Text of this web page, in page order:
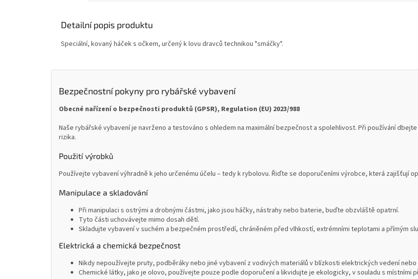
Detailní popis produktu
Speciální, kovaný háček s očkem, určený k lovu dravců technikou "smáčky".
Bezpečnostní pokyny pro rybářské vybavení
Obecné nařízení o bezpečnosti produktů (GPSR), Regulation (EU) 2023/988
Naše rybářské vybavení je navrženo a testováno s ohledem na maximální bezpečnost a spolehlivost. Při používání
rizika.
Použití výrobků
Používejte vybavení výhradně k jeho určenému účelu – tedy k rybolovu. Řiďte se doporučeními výrobce, která zajišťují
Manipulace a skladování
Při manipulaci s ostrými a drobnými částmi, jako jsou háčky, nástrahy nebo baterie, buďte obzvláště opatrní.
Tyto části uchovávejte mimo dosah dětí.
Skladujte vybavení v suchém a bezpečném prostředí, chráněném před vlhkostí, extrémními teplotami a přímým
Elektrická a chemická bezpečnost
Nikdy nepoužívejte pruty, podběráky nebo jiné vybavení z vodivých materiálů v blízkosti elektrických vedení
Chemické látky, jako je olovo, používejte pouze podle doporučení a likvidujte je ekologicky, v souladu s místními